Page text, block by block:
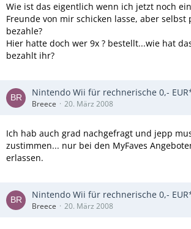
Wie ist das eigentlich wenn ich jetzt noch
Freunde von mir schicken lasse, aber selbst
bezahle?
Hier hatte doch wer 9x ? bestellt...wie hat
bezahlt ihr?
Nintendo Wii für rechnerische 0,-
Breece 20. März 2008
Ich hab auch grad nachgefragt und jepp
zustimmen... nur bei den MyFaves
erlassen.
Nintendo Wii für rechnerische 0,-
Breece 20. März 2008